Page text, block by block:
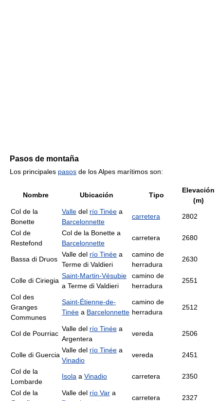
Pasos de montaña
Los principales pasos de los Alpes marítimos son:
Nombre Ubicación Tipo
Elevación
(m)
Col de la
Bonette
Valle del río Tinée a
Barcelonnette
carretera 2802
Col de
Restefond
Col de la Bonette a
Barcelonnette
carretera 2680
Bassa di Druos
Valle del río Tinée a
Terme di Valdieri
camino de
herradura
2630
Colle di Ciriegia
Saint-Martin-Vésubie
a Terme di Valdieri
camino de
herradura
2551
Col des
Granges
Communes
Saint-Étienne-de-
Tinée a Barcelonnette
camino de
herradura
2512
Col de Pourriac
Valle del río Tinée a
Argentera
vereda 2506
Colle di Guercia
Valle del río Tinée a
Vinadio
vereda 2451
Col de la
Lombarde
Isola a Vinadio carretera 2350
Col de la
Valle del río Var a
carretera 2327